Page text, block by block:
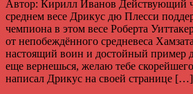
Автор: Кирилл Иванов Действующий
среднем весе Дрикус дю Плесси
чемпиона в этом весе Роберта
от непобеждённого средневеса
настоящий воин и достойный пример
еще вернешься, желаю тебе
написал Дрикус на своей странице […]